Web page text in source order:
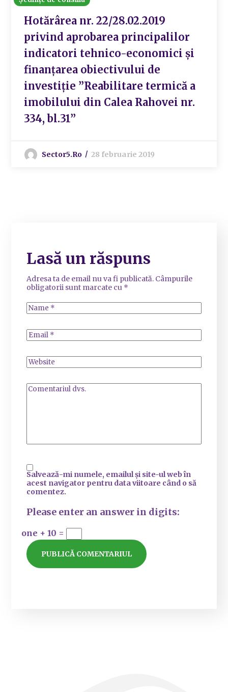
Hotărârea nr. 22/28.02.2019
privind aprobarea principalilor
indicatori tehnico-economici și
finanțarea obiectivului de
investiție ”Reabilitare termică a
imobilului din Calea Rahovei nr.
334, bl.31”
Sector5.ro 28 februarie 2019
Lasă un răspuns
Adresa ta de email nu va fi publicată. Câmpurile
obligatorii sunt marcate cu *
Salvează-mi numele, emailul și site-ul web în
acest navigator pentru data viitoare când o să
comentez.
Please enter an answer in digits:
one + 10 =